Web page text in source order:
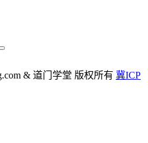
& 道门学堂 版权所有 冀ICP